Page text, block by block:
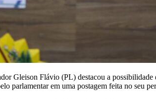
Gleison Flávio (PL) destacou a
parlamentar em uma postagem feita no seu